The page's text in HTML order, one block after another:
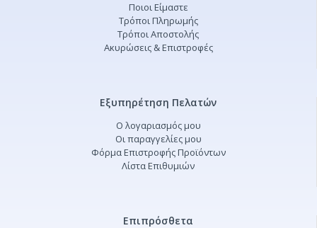
Ποιοι Είμαστε
Τρόποι Πληρωμής
Τρόποι Αποστολής
Ακυρώσεις & Επιστροφές
Εξυπηρέτηση Πελατών
Ο λογαριασμός μου
Οι παραγγελίες μου
Φόρμα Επιστροφής Προϊόντων
Λίστα Επιθυμιών
Επιπρόσθετα